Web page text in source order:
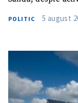
POLITIC 5 august